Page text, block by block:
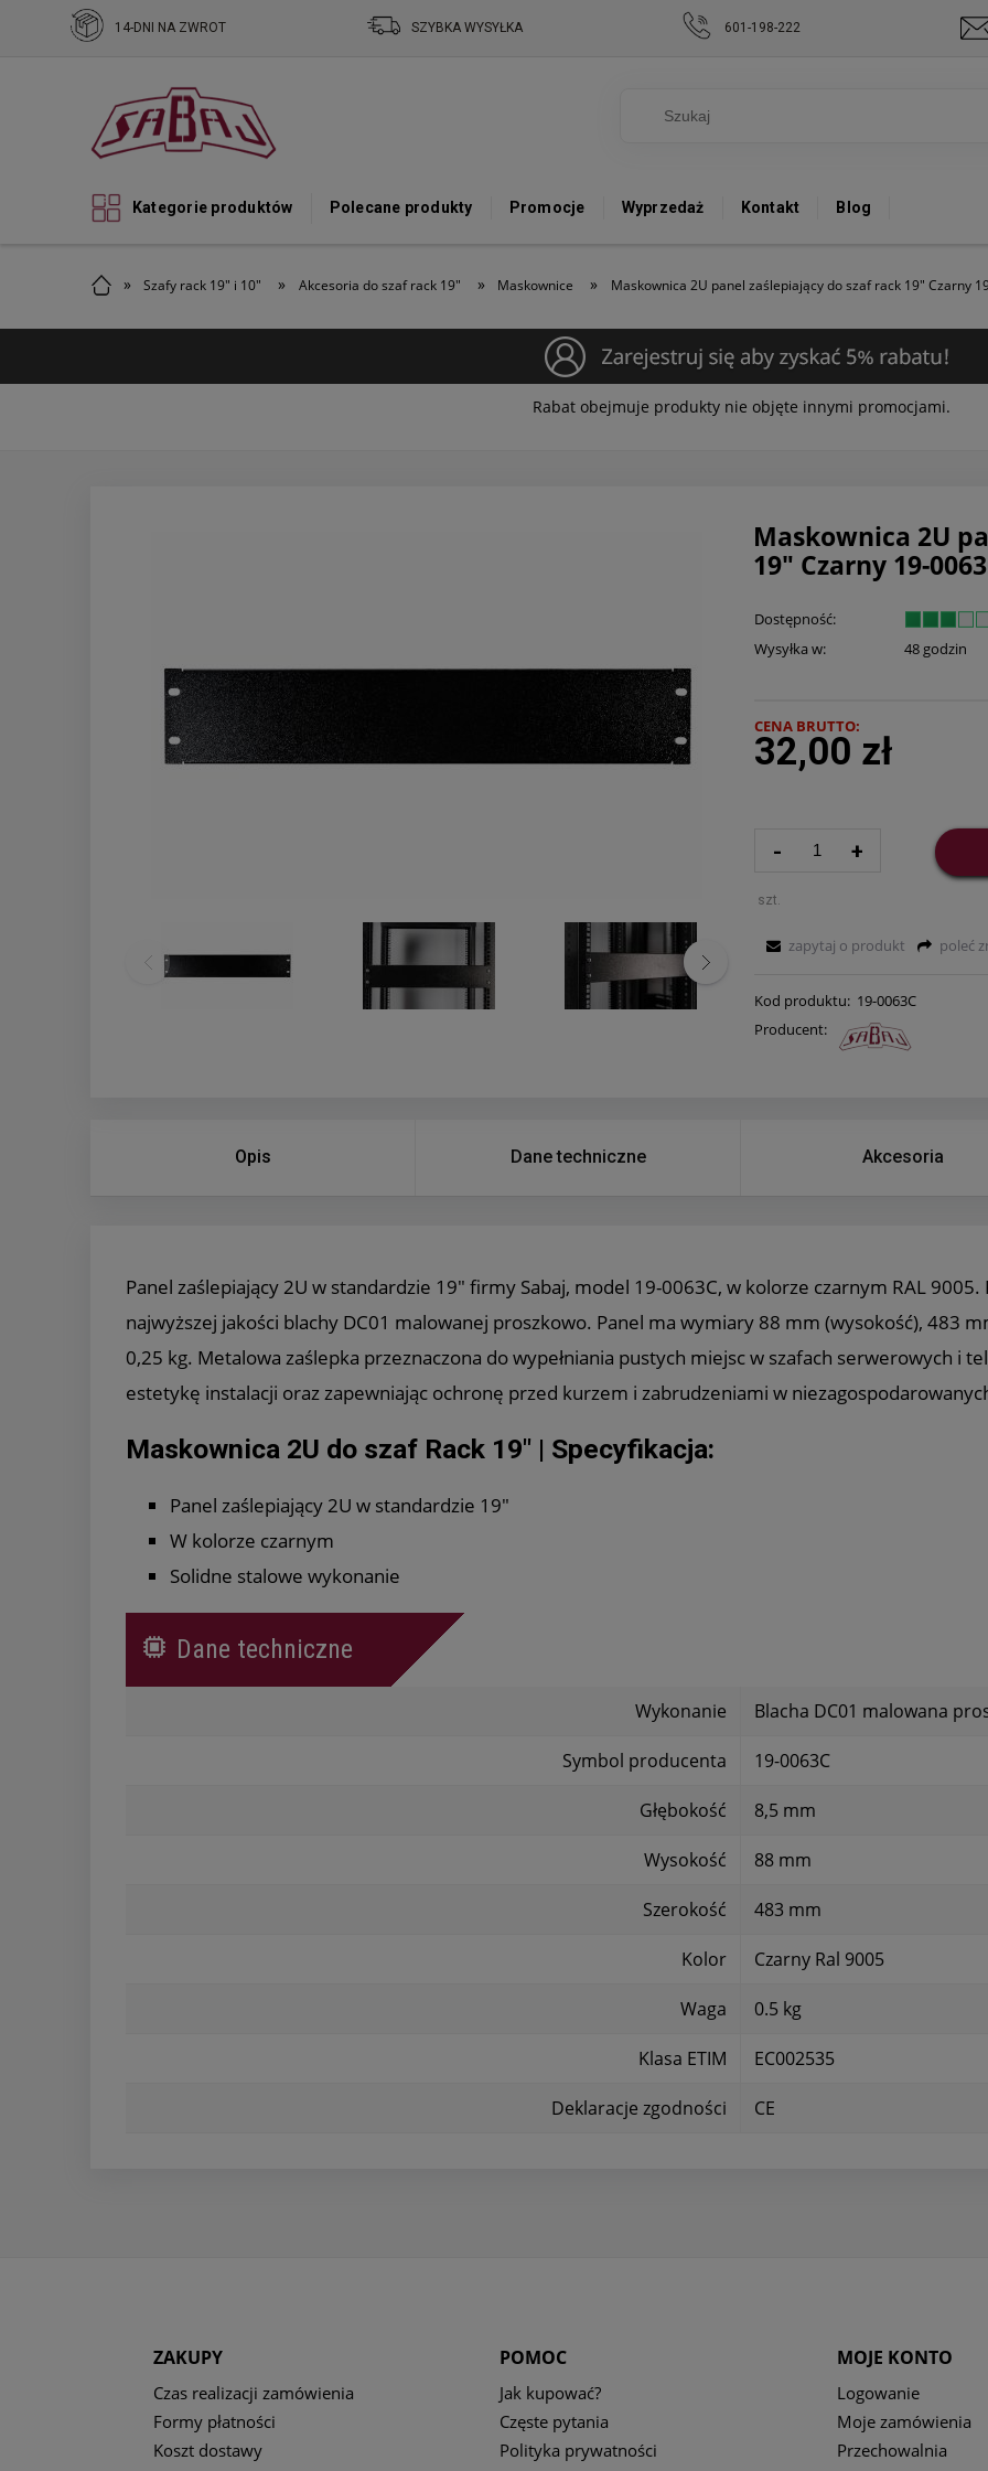
Kategorie produktów Polecane produkty Promocje Wyprzedaż Kontakt Blog
» Szafy rack 19" i 10" » Akcesoria do szaf rack 19" » Maskownice » Maskownica 2U panel zaślepiający do szaf rack 19" Czarny
14-DNI NA ZWROT SZYBKA WYSYŁKA 601-198-222
Rabat obejmuje produkty nie objęte innymi promocjami.
Maskownica 2U
19" Czarny 19-
Dostępność:
Wysyłka w:
48 godzin
CENA BRUTTO:
32,00 zł
- +
szt.
Kod produktu: 19-0063C
Producent:
zapytaj o produkt poleć
Opis Dane techniczne Akcesoria
Panel zaślepiający 2U w standardzie 19" firmy Sabaj, model 19-0063C, w kolorze czarnym RAL
najwyższej jakości blachy DC01 malowanej proszkowo. Panel ma wymiary 88 mm (wysokość), 483
0,25 kg. Metalowa zaślepka przeznaczona do wypełniania pustych miejsc w szafach serwerowych i
estetykę instalacji oraz zapewniając ochronę przed kurzem i zabrudzeniami w
Maskownica 2U do szaf Rack 19" | Specyfikacja:
Panel zaślepiający 2U w standardzie 19"
W kolorze czarnym
Solidne stalowe wykonanie
Dane techniczne
Wykonanie Blacha DC01 malowana
Symbol producenta 19-0063C
Głębokość 8,5 mm
Wysokość 88 mm
Szerokość 483 mm
Kolor Czarny Ral 9005
Waga 0.5 kg
Klasa ETIM EC002535
Deklaracje zgodności CE
ZAKUPY
Czas realizacji zamówienia
Formy płatności
Koszt dostawy
POMOC
Jak kupować?
Częste pytania
Polityka prywatności
MOJE KONTO
Logowanie
Moje zamówienia
Przechowalnia